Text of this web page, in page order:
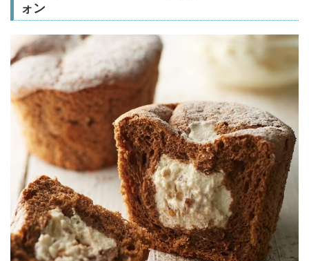
ォン